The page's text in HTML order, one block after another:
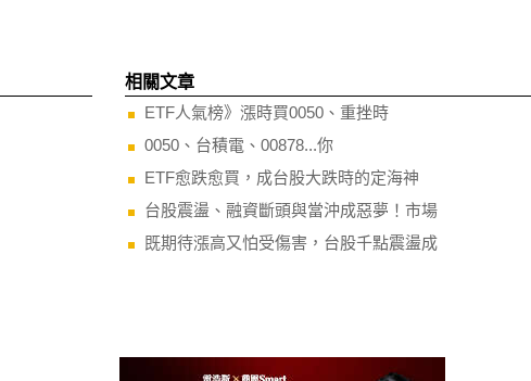
相關文章
ETF人氣榜》漲時買0050、重挫時
0050、台積電、00878...你
ETF愈跌愈買，成台股大跌時的定海神
台股震盪、融資斷頭與當沖成惡夢！市場
既期待漲高又怕受傷害，台股千點震盪成